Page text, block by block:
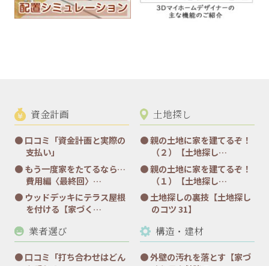
資金計画
口コミ「資金計画と実際の
支払い」
もう一度家をたてるなら…
費用編〈最終回〉…
ウッドデッキにテラス屋根
を付ける【家づく…
土地探し
親の土地に家を建てるぞ！
（２）【土地探し…
親の土地に家を建てるぞ！
（１）【土地探し…
土地探しの裏技【土地探し
のコツ 31】
業者選び
口コミ「打ち合わせはどん
構造・建材
外壁の汚れを落とす【家づ